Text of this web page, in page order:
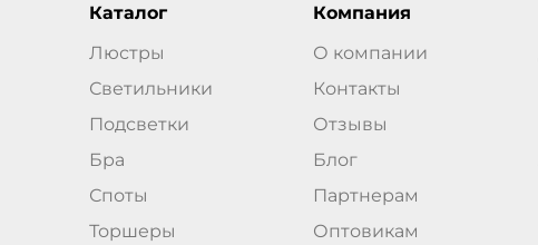
Каталог
Люстры
Светильники
Подсветки
Бра
Споты
Торшеры
Компания
О компании
Контакты
Отзывы
Блог
Партнерам
Оптовикам